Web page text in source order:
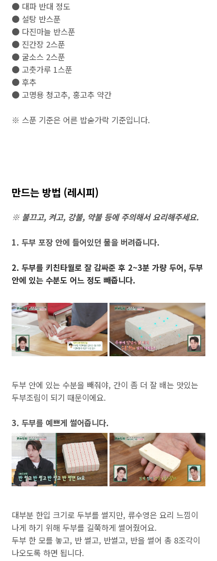
● 대파 반대 정도
● 설탕 반스푼
● 다진마늘 반스푼
● 진간장 2스푼
● 굴소스 2스푼
● 고춧가루 1스푼
● 후추
● 고명용 청고추, 홍고추 약간
※ 스푼 기준은 어른 밥숟가락 기준입니다.
만드는 방법 (레시피)
※ 불끄고, 켜고, 강불, 약불 등에 주의해서 요리해주세요.
1. 두부 포장 안에 들어있던 물을 버려줍니다.
2. 두부를 키친타월로 잘 감싸준 후 2~3분 가량 두어, 두부
안에 있는 수분도 어느 정도 빼줍니다.
두부 안에 있는 수분을 빼줘야, 간이 좀 더 잘 배는 맛있는
두부조림이 되기 때문이에요.
3. 두부를 예쁘게 썰어줍니다.
대부분 한입 크기로 두부를 썰지만, 류수영은 요리 느낌이
나게 하기 위해 두부를 길쭉하게 썰어줬어요.
두부 한 모를 놓고, 반 썰고, 반썰고, 반을 썰어 총 8조각이
나오도록 하면 됩니다.